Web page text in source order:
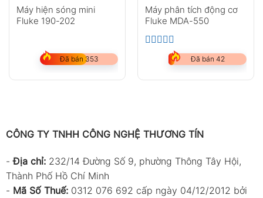
Máy hiện sóng mini
Fluke 190-202
Đã bán 353
Máy phân tích động cơ
Fluke MDA-550
Được xếp hạng5.005 sao
Đã bán 42
CÔNG TY TNHH CÔNG NGHỆ THƯƠNG TÍN
-Địa chỉ: 232/14 Đường Số 9, phường Thông Tây Hội,
Thành Phố Hồ Chí Minh
- Mã Số Thuế: 0312 076 692 cấp ngày 04/12/2012 bởi